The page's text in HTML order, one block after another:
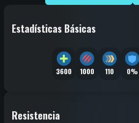
Estadísticas Básicas
3600 1000 110 0%
Resistencia